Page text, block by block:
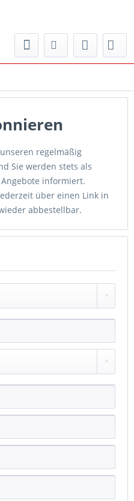
regelmäßig
Sie werden stets als
informiert.
über einen Link in
abbestellbar.